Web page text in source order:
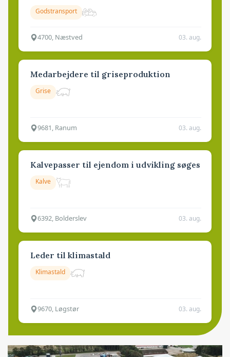
Godstransport
4700, Næstved 03. aug.
Medarbejdere til griseproduktion
Grise
9681, Ranum 03. aug.
Kalvepasser til ejendom i udvikling søges
Kalve
6392, Bolderslev 03. aug.
Leder til klimastald
Klimastald
9670, Løgstør 03. aug.